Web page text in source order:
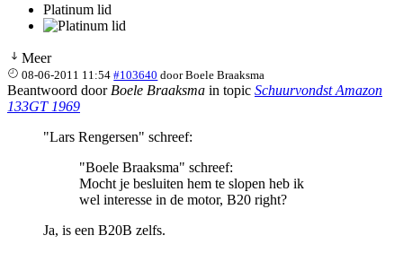
Platinum lid
Meer
08-06-2011 11:54 #103640 doorBoele Braaksma
Beantwoord door Boele Braaksma in topic Schuurvondst Amazon
133GT 1969
"Lars Rengersen" schreef:
"Boele Braaksma" schreef:
Mocht je besluiten hem te slopen heb ik
wel interesse in de motor, B20 right?
Ja, is een B20B zelfs.